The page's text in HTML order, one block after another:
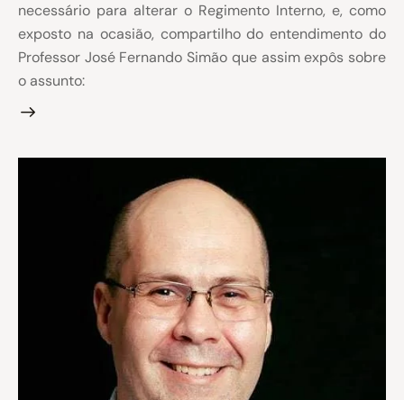
necessário para alterar o Regimento Interno, e, como
exposto na ocasião, compartilho do entendimento do
Professor José Fernando Simão que assim expôs sobre
o assunto: